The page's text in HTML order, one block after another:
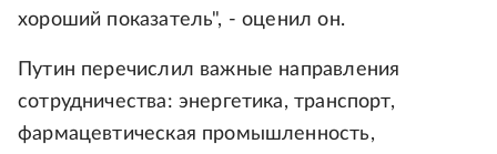
хороший показатель", - оценил он.
Путин перечислил важные направления
сотрудничества: энергетика, транспорт,
фармацевтическая промышленность,